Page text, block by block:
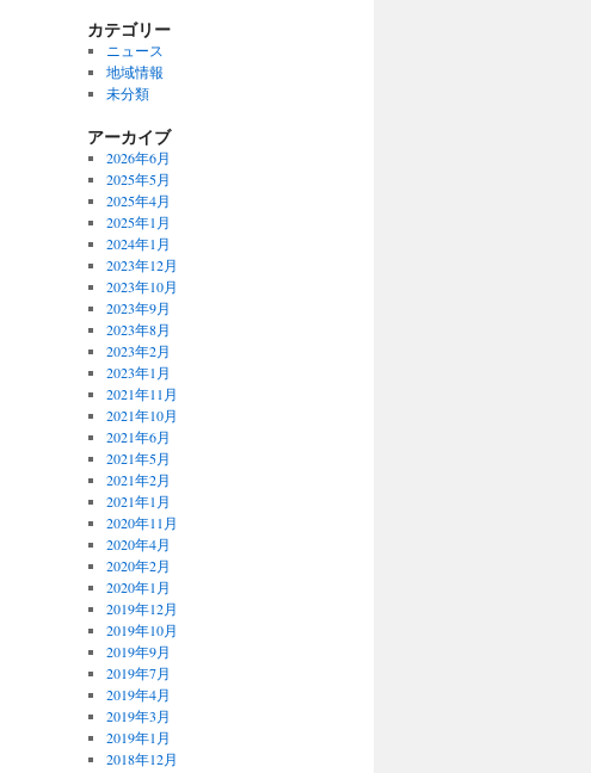
カテゴリー
ニュース
地域情報
未分類
アーカイブ
2026年6月
2025年5月
2025年4月
2025年1月
2024年1月
2023年12月
2023年10月
2023年9月
2023年8月
2023年2月
2023年1月
2021年11月
2021年10月
2021年6月
2021年5月
2021年2月
2021年1月
2020年11月
2020年4月
2020年2月
2020年1月
2019年12月
2019年10月
2019年9月
2019年7月
2019年4月
2019年3月
2019年1月
2018年12月